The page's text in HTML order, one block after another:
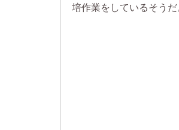
培作業をしているそうだ